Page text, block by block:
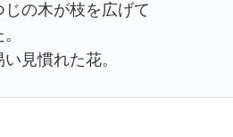
の木が枝を広げて
見慣れた花。